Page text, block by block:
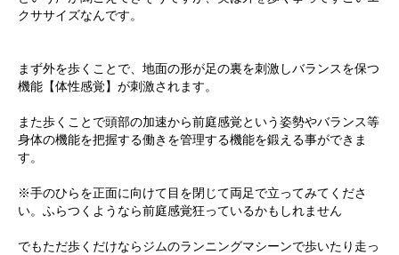
クササイズなんです。
まず外を歩くことで、地面の形が足の裏を刺激しバランスを保つ
機能【体性感覚】が刺激されます。
また歩くことで頭部の加速から前庭感覚という姿勢やバランス等
身体の機能を把握する働きを管理する機能を鍛える事ができま
す。
※手のひらを正面に向けて目を閉じて両足で立ってみてくださ
い。ふらつくようなら前庭感覚狂っているかもしれません
でもただ歩くだけならジムのランニングマシーンで歩いたり走っ